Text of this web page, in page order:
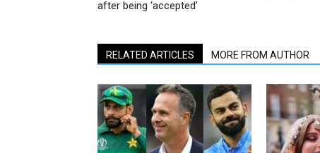
after being ‘accepted’
RELATED ARTICLES MORE FROM AUTHOR